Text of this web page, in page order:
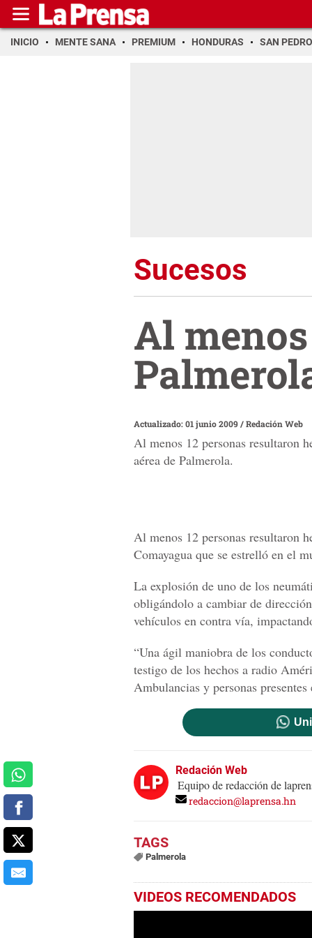
INICIO MENTE SANA PREMIUM HONDURAS SAN PEDRO
Sucesos
Al
Actualizado: 01 junio 2009/Redación Web
Al menos 12 personas resultaron
aérea de Palmerola.
Al menos 12 personas resultaron
Comayagua que se estrelló en el
La explosión de uno de los
obligándolo a cambiar de
vehículos en contra vía,
“Una ágil maniobra de los
testigo de los hechos a radio
Ambulancias y personas
Redación Web
Equipo de redacción de
redaccion@laprensa.hn
Palmerola
VIDEOS RECOMENDADOS